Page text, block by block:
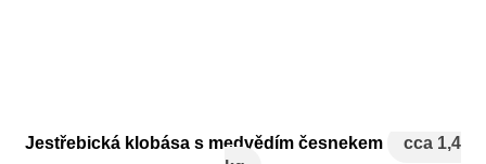
Jestřebická klobása s medvědím česnekem
cca 1,4